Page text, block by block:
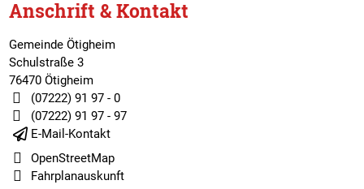
Anschrift & Kontakt
Gemeinde Ötigheim
Schulstraße 3
76470 Ötigheim
(07222) 91 97 - 0
(07222) 91 97 - 97
E-Mail-Kontakt
OpenStreetMap
Fahrplanauskunft